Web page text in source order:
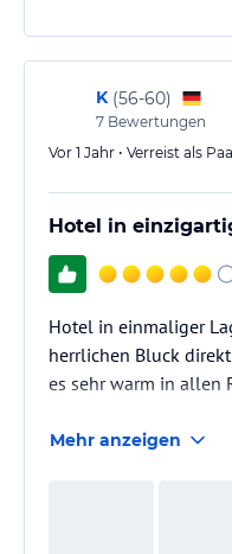
K (56-60)
7 Bewertungen
Vor 1 Jahr • Verreist als
Hotel in
Hotel in einmaliger
herrlichen Bluck
es sehr warm in allen
Mehr anzeigen